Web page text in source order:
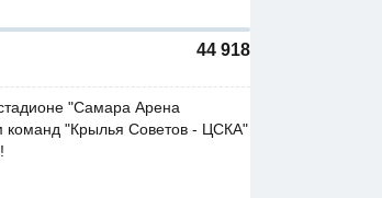
44 918
"Самара Арена
команд "Крылья Советов - ЦСКА"